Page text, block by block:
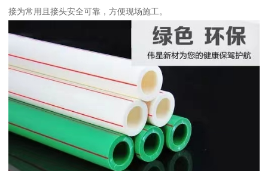
接为常用且接头安全可靠，方便现场施工。